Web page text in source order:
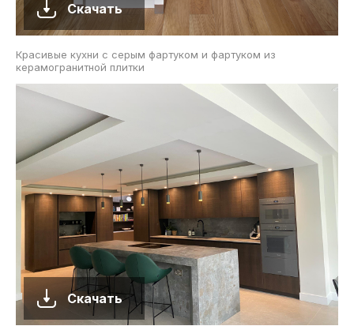
Скачать
Красивые кухни с серым фартуком и фартуком из
керамогранитной плитки
Скачать